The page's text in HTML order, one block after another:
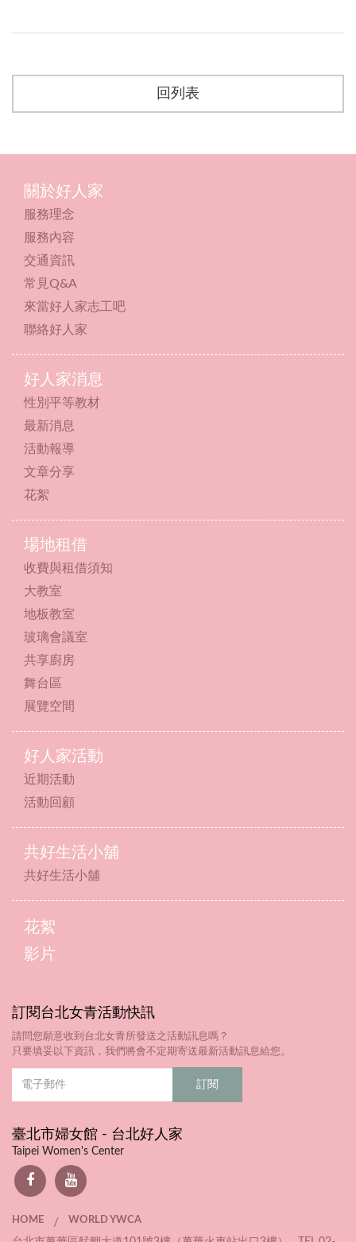
回列表
關於好人家
服務理念
服務內容
交通資訊
常見Q&A
來當好人家志工吧
聯絡好人家
好人家消息
性別平等教材
最新消息
活動報導
文章分享
花絮
場地租借
收費與租借須知
大教室
地板教室
玻璃會議室
共享廚房
舞台區
展覽空間
好人家活動
近期活動
活動回顧
共好生活小舖
共好生活小舖
花絮
影片
訂閱台北女青活動快訊
請問您願意收到台北女青所發送之活動訊息嗎？
只要填妥以下資訊，我們將會不定期寄送最新活動訊息給您。
臺北市婦女館 - 台北好人家
Taipei Women's Center
HOME / WORLD YWCA